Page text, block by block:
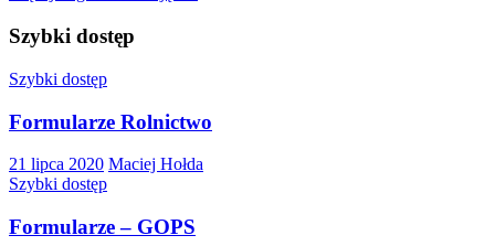
Szybki dostęp
Szybki dostęp
Formularze Rolnictwo
21 lipca 2020 Maciej Hołda
Szybki dostęp
Formularze – GOPS